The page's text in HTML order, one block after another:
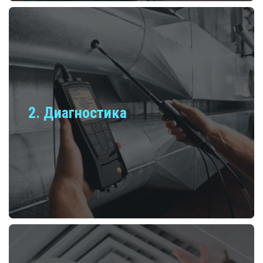
Диагностика систем вентиляции и
кондиционирования производится при помощи
специальной аппаратуры высокой точности. Анализ
полученных данных позволяет составить план работ,
согласовать график обслуживания с заказчиком и
определить стоимость сотрудничества. Наши
специалисты не упускают ни одной детали при
диагностике, что гарантирует качественное
сервисное обслуживание.
Диагностика
Ежеквартальное обслуживание